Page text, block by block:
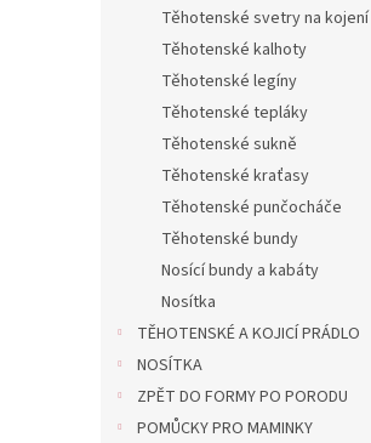
Těhotenské svetry na kojení
Těhotenské kalhoty
Těhotenské legíny
Těhotenské tepláky
Těhotenské sukně
Těhotenské kraťasy
Těhotenské punčocháče
Těhotenské bundy
Nosící bundy a kabáty
Nosítka
TĚHOTENSKÉ A KOJICÍ PRÁDLO
NOSÍTKA
ZPĚT DO FORMY PO PORODU
POMŮCKY PRO MAMINKY